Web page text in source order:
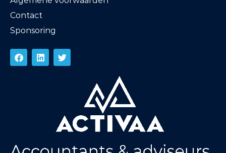
Contact
Sponsoring